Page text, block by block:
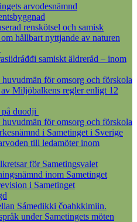
arvodesnämnd
renskötsel och samisk
hållbart nyttjande av naturen
samiskt äldreråd – inom
för omsorg och förskola
Miljöbalkens regler enligt 12
duodji
för omsorg och förskola
i Sametinget i Sverige
till ledamöter inom
för Sametingsvalet
inom Sametinget
i Sametinget
Sámedikki čoahkkimiin.
under Sametingets möten